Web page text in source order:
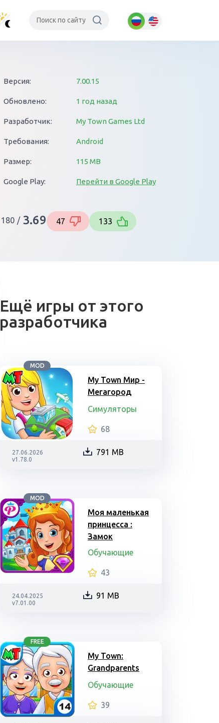
Версия: 7.00.15
Обновлено: 1 год назад
Разработчик: My Town Games Ltd
Требования: Android
Размер: 115 MB
Google Play: Перейти в Google Play
180 / 3.69 47 133
Ещё игры от этого
разработчика
MOD
My Town Мир -
Mегагород
Симуляторы
68
27.06.2026
v1.78.0
791 MB
MOD
Моя маленькая
принцесса :
Замок
Обучающие
43
24.04.2025
v7.01.00
91 MB
FREE
My Town:
Grandparents
Обучающие
39